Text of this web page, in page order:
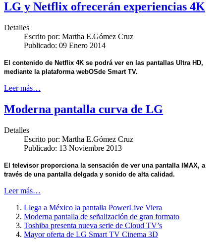
LG y Netflix ofrecerán experiencias 4K
Detalles
Escrito por: Martha E.Gómez Cruz
Publicado: 09 Enero 2014
El contenido de Netflix 4K se podrá ver en las pantallas Ultra HD,
mediante la plataforma webOSde Smart TV.
Leer más…
Moderna pantalla curva de LG
Detalles
Escrito por: Martha E.Gómez Cruz
Publicado: 13 Noviembre 2013
El televisor proporciona la sensación de ver una pantalla IMAX, a
través de una pantalla delgada y sonido de alta calidad.
Leer más…
Llega a México la pantalla PowerLive Viera
Moderna pantalla de señalización de gran formato
Toshiba presenta nueva serie de Cloud TV’s
Mayor oferta de LG Smart TV Cinema 3D